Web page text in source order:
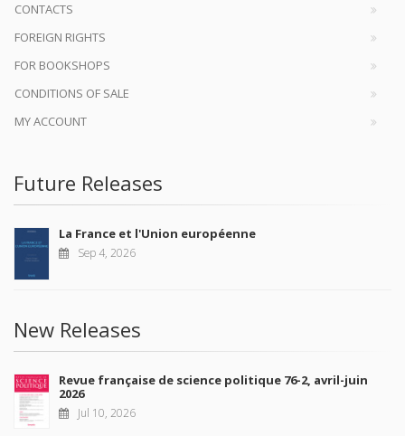
CONTACTS
FOREIGN RIGHTS
FOR BOOKSHOPS
CONDITIONS OF SALE
MY ACCOUNT
Future Releases
La France et l'Union européenne
Sep 4, 2026
New Releases
Revue française de science politique 76-2, avril-juin
2026
Jul 10, 2026